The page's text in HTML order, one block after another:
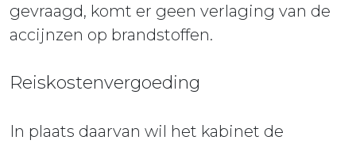
gevraagd, komt er geen verlaging van de
accijnzen op brandstoffen.
Reiskostenvergoeding
In plaats daarvan wil het kabinet de